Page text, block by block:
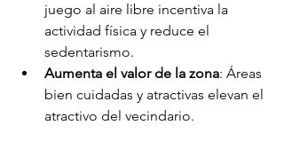
juego al aire libre incentiva la
actividad física y reduce el
sedentarismo.
Aumenta el valor de la zona: Áreas
bien cuidadas y atractivas elevan el
atractivo del vecindario.